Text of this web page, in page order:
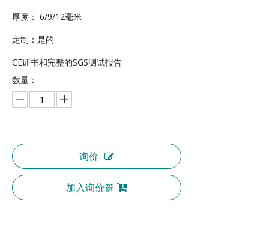
厚度： 6/9/12毫米
定制：是的
CE证书和完整的SGS测试报告
数量：
询价
加入询价篮